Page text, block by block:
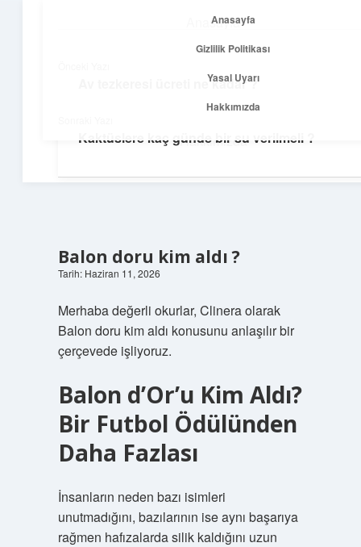
Anasayfa
Yasal Uyarı
Hakkımızda
Temiz Fikir Pınarı
Balon doru kim aldı ?
Tarih: Haziran 11, 2026
Merhaba değerli okurlar, Clinera olarak
Balon doru kim aldı konusunu anlaşılır bir
çerçevede işliyoruz.
Balon d’Or’u Kim Aldı?
Bir Futbol Ödülünden
Daha Fazlası
İnsanların neden bazı isimleri
unutmadığını, bazılarının ise aynı başarıya
rağmen hafızalarda silik kaldığını uzun
Av tezkeresi ücreti ne kadar ?
Kaktüslere kaç günde bir su verilmeli ?
Anasayfa
Gizlilik Politikası
Yasal Uyarı
Hakkımızda